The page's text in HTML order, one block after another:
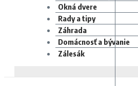
Okná dvere
Rady a tipy
Záhrada
Domácnosť a bývanie
Zálesák